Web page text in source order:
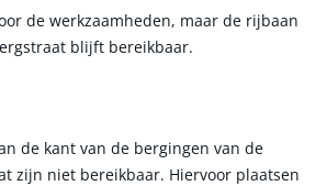
de werkzaamheden, maar de rijbaan
blijft bereikbaar.
de kant van de bergingen van de
zijn niet bereikbaar. Hiervoor plaatsen